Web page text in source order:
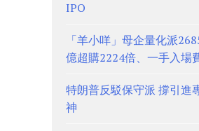
IPO
「羊小咩」母企量化派
億超購2224倍、一手入場
特朗普反駁保守派 撐引進
神